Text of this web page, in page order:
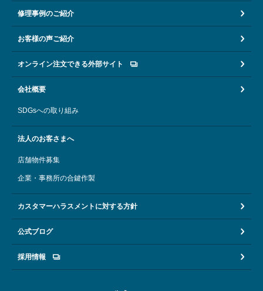
修理事例のご紹介
お客様の声ご紹介
オンライン注文できる外部サイト
会社概要
SDGsへの取り組み
法人のお客さまへ
店舗物件募集
企業・事務所の合鍵作製
カスタマーハラスメントに対する方針
公式ブログ
採用情報